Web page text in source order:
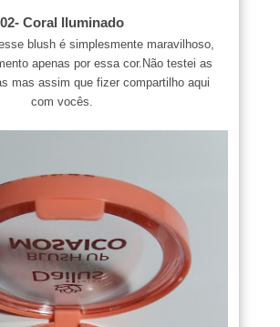
02- Coral Iluminado
blush é simplesmente maravilhoso,
apenas por essa cor.Não testei as
mas assim que fizer compartilho aqui
com vocês.